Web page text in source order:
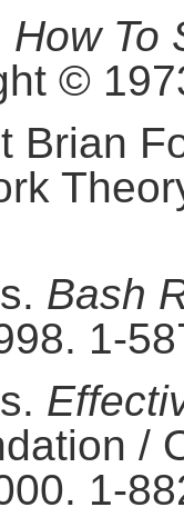
How To
©
Brian
. Bash
1-
.
/
1-